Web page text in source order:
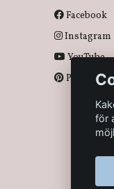
Facebook
Instagram
YouTube
Pinterest
för